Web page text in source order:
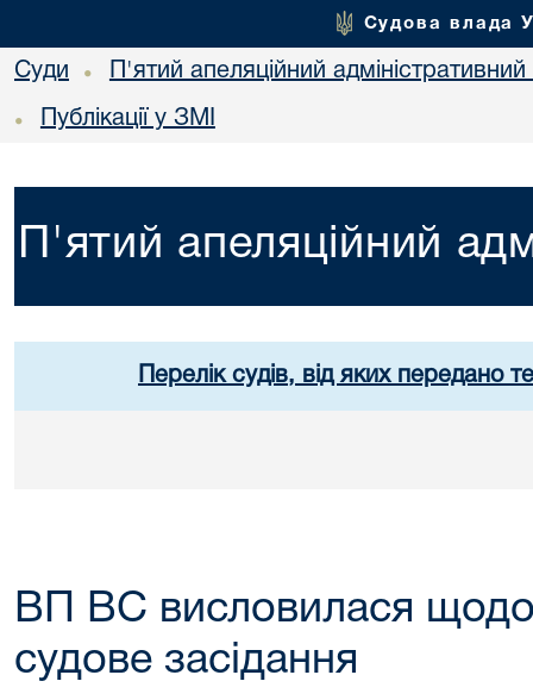
Судова влада
Суди • П'ятий апеляційний адміністративний
• Публікації у ЗМІ
П'ятий апеляційний
Перелік судів, від яких передано
ВП ВС висловилася щодо
судове засідання